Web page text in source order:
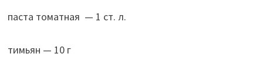
паста томатная — 1 ст. л.
тимьян — 10 г